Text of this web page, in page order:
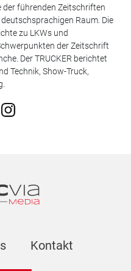
der führenden Zeitschriften
Raum. Die
zu LKWs und
der Zeitschrift
Der TRUCKER berichtet
Technik, Show-Truck,
Kontakt